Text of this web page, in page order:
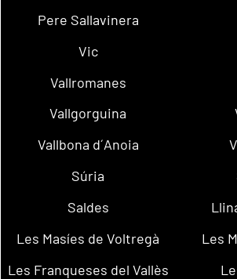
Pere Sallavinera
Vic
Vallromanes
Vallgorguina
Vallbona d´Anoia
Súria
Saldes
Les Masíes de Voltregà
Les
Les Franqueses del Vallès